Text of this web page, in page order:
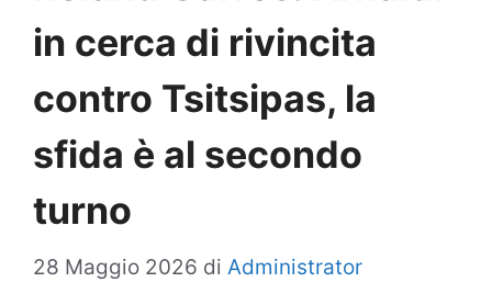
in cerca di rivincita
contro Tsitsipas, la
sfida è al secondo
turno
28 Maggio 2026 di Administrator